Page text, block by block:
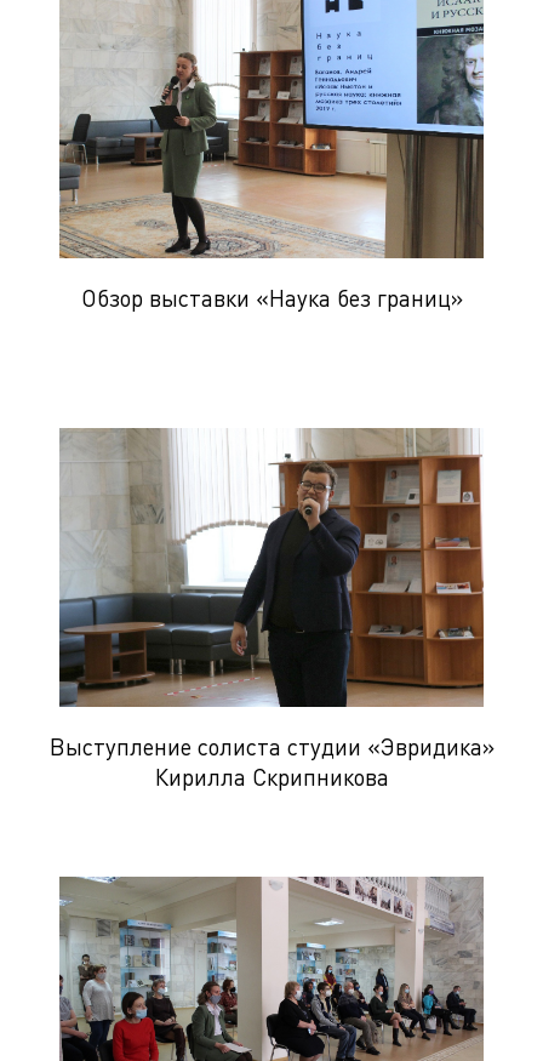
Обзор выставки «Наука без границ»
Выступление солиста студии «Эвридика»
Кирилла Скрипникова